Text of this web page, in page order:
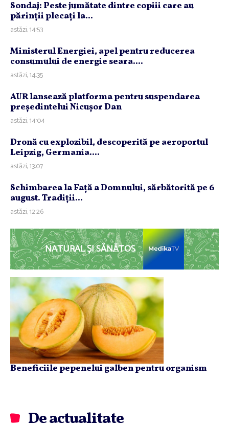
Sondaj: Peste jumătate dintre copiii care au
părinţii plecaţi la...
astăzi, 14:53
Ministerul Energiei, apel pentru reducerea
consumului de energie seara....
astăzi, 14:35
AUR lansează platforma pentru suspendarea
preşedintelui Nicuşor Dan
astăzi, 14:04
Dronă cu explozibil, descoperită pe aeroportul
Leipzig, Germania....
astăzi, 13:07
Schimbarea la Faţă a Domnului, sărbătorită pe 6
august. Tradiţii...
astăzi, 12:26
NATURAL ȘI SĂNĂTOS
Beneficiile pepenelui galben pentru organism
De actualitate